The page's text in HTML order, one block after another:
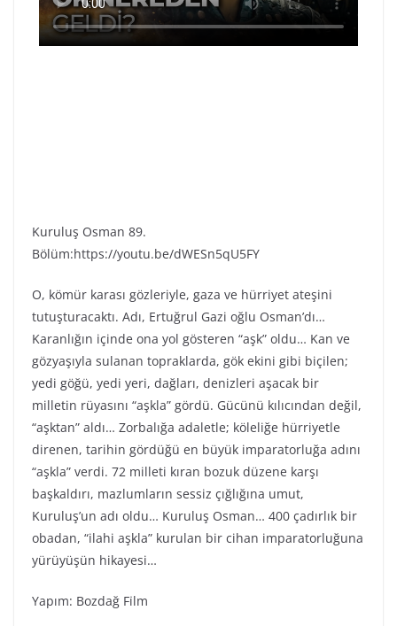
Kuruluş Osman 89.
Bölüm:https://youtu.be/dWESn5qU5FY
O, kömür karası gözleriyle, gaza ve hürriyet ateşini
tutuşturacaktı. Adı, Ertuğrul Gazi oğlu Osman’dı…
Karanlığın içinde ona yol gösteren “aşk” oldu… Kan ve
gözyaşıyla sulanan topraklarda, gök ekini gibi biçilen;
yedi göğü, yedi yeri, dağları, denizleri aşacak bir
milletin rüyasını “aşkla” gördü. Gücünü kılıcından değil,
“aşktan” aldı… Zorbalığa adaletle; köleliğe hürriyetle
direnen, tarihin gördüğü en büyük imparatorluğa adını
“aşkla” verdi. 72 milleti kıran bozuk düzene karşı
başkaldırı, mazlumların sessiz çığlığına umut,
Kuruluş’un adı oldu… Kuruluş Osman… 400 çadırlık bir
obadan, “ilahi aşkla” kurulan bir cihan imparatorluğuna
yürüyüşün hikayesi…
Yapım: Bozdağ Fi̇lm